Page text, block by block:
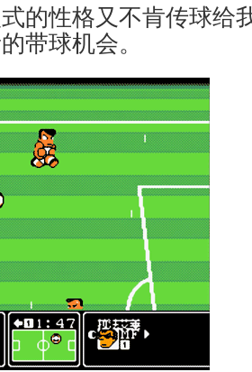
的性格又不肯传球给
带球机会。